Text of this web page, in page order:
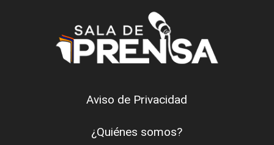
Aviso de Privacidad
¿Quiénes somos?